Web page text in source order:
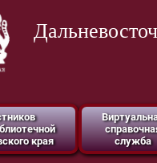
края
служба